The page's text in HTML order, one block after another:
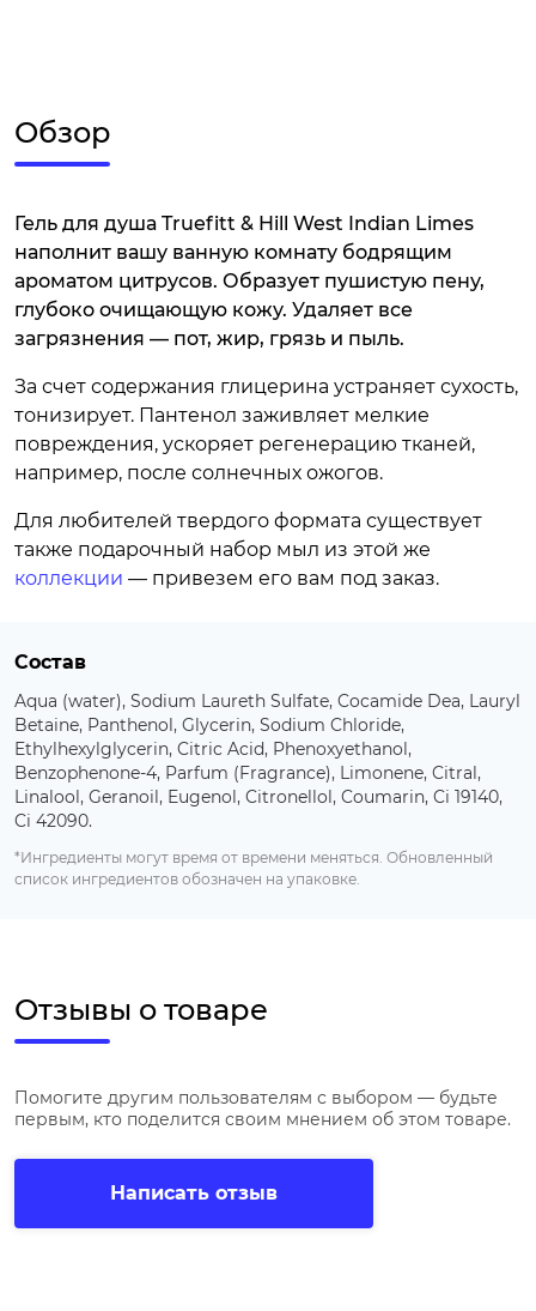
Обзор
Гель для душа Truefitt & Hill West Indian Limes
наполнит вашу ванную комнату бодрящим
ароматом цитрусов. Образует пушистую пену,
глубоко очищающую кожу. Удаляет все
загрязнения — пот, жир, грязь и пыль.
За счет содержания глицерина устраняет сухость,
тонизирует. Пантенол заживляет мелкие
повреждения, ускоряет регенерацию тканей,
например, после солнечных ожогов.
Для любителей твердого формата существует
также подарочный набор мыл из этой же
коллекции — привезем его вам под заказ.
Состав
Aqua (water), Sodium Laureth Sulfate, Cocamide Dea, Lauryl
Betaine, Panthenol, Glycerin, Sodium Chloride,
Ethylhexylglycerin, Citric Acid, Phenoxyethanol,
Benzophenone-4, Parfum (Fragrance), Limonene, Citral,
Linalool, Geranoil, Eugenol, Citronellol, Coumarin, Ci 19140,
Ci 42090.
*Ингредиенты могут время от времени меняться. Обновленный
список ингредиентов обозначен на упаковке.
Отзывы о товаре
Помогите другим пользователям с выбором — будьте
первым, кто поделится своим мнением об этом товаре.
Написать отзыв